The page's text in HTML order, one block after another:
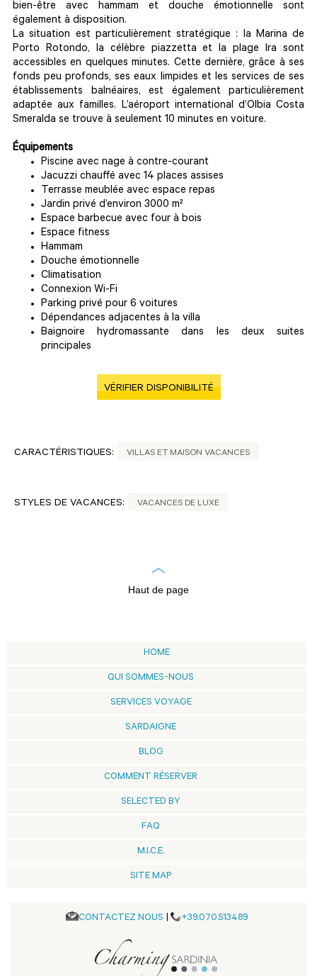
bien-être avec hammam et douche émotionnelle sont
également à disposition.
La situation est particulièrement stratégique : la Marina de
Porto Rotondo, la célèbre piazzetta et la plage Ira sont
accessibles en quelques minutes. Cette dernière, grâce à ses
fonds peu profonds, ses eaux limpides et les services de ses
établissements balnéaires, est également particulièrement
adaptée aux familles. L’aéroport international d’Olbia Costa
Smeralda se trouve à seulement 10 minutes en voiture.
Équipements
Piscine avec nage à contre-courant
Jacuzzi chauffé avec 14 places assises
Terrasse meublée avec espace repas
Jardin privé d’environ 3000 m²
Espace barbecue avec four à bois
Espace fitness
Hammam
Douche émotionnelle
Climatisation
Connexion Wi-Fi
Parking privé pour 6 voitures
Dépendances adjacentes à la villa
Baignoire hydromassante dans les deux suites
principales
VÉRIFIER DISPONIBILITÉ
CARACTÉRISTIQUES: VILLAS ET MAISON VACANCES
STYLES DE VACANCES: VACANCES DE LUXE
Haut de page
HOME
QUI SOMMES-NOUS
SERVICES VOYAGE
SARDAIGNE
BLOG
COMMENT RÉSERVER
SELECTED BY
FAQ
M.I.C.E.
SITE MAP
CONTACTEZ NOUS | +39.070.513489